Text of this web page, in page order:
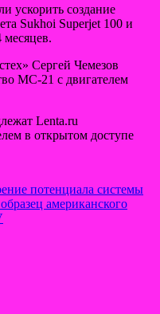
ускорить создание
Sukhoi Superjet 100 и
Сергей Чемезов
МС-21 с двигателем
Lenta.ru
в открытом доступе
потенциала системы
американского